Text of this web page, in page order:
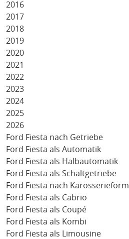
2016
2017
2018
2019
2020
2021
2022
2023
2024
2025
2026
Ford Fiesta nach Getriebe
Ford Fiesta als Automatik
Ford Fiesta als Halbautomatik
Ford Fiesta als Schaltgetriebe
Ford Fiesta nach Karosserieform
Ford Fiesta als Cabrio
Ford Fiesta als Coupé
Ford Fiesta als Kombi
Ford Fiesta als Limousine